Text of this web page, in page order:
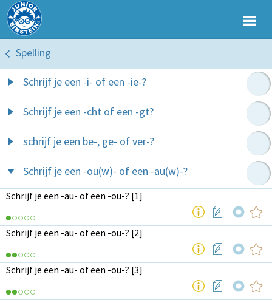
Spelling
Schrijf je een -i- of een -ie-?
Schrijf je een -cht of een -gt?
schrijf je een be-, ge- of ver-?
Schrijf je een -ou(w)- of een -au(w)-?
Schrijf je een -au- of een -ou-? [1]
Schrijf je een -au- of een -ou-? [2]
Schrijf je een -au- of een -ou-? [3]